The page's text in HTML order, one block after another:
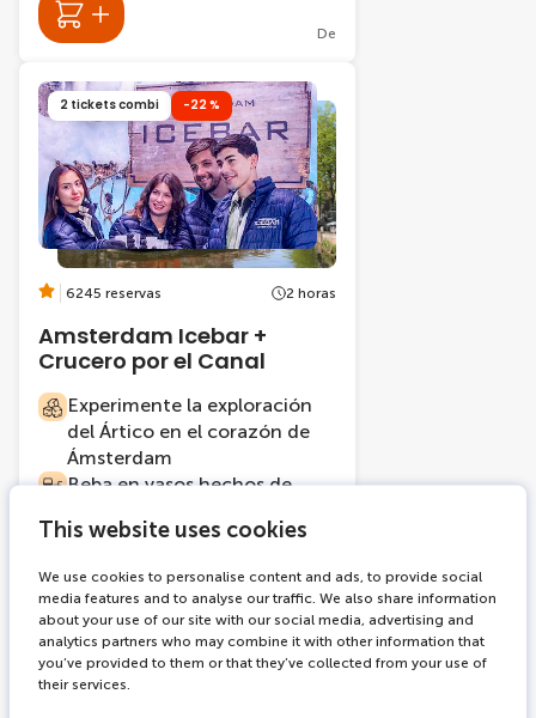
This website uses cookies
We use cookies to personalise content and ads, to provide social
media features and to analyse our traffic. We also share information
about your use of our site with our social media, advertising and
analytics partners who may combine it with other information that
you’ve provided to them or that they’ve collected from your use of
their services.
De
2 tickets combi -22 %
6245 reservas 2 horas
Amsterdam Icebar +
Crucero por el Canal
Experimente la exploración
del Ártico en el corazón de
Ámsterdam
Beba en vasos hechos de
Navegue por el anillo de
Ámsterdam
De